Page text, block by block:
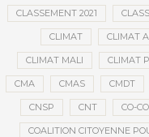
CLASSEMENT 2021
CLIMAT CLIMAT
CLIMAT MALI CLIMAT
CMA CMAS CMDT
CNSP CNT CO-
COALITION CITOYENNE